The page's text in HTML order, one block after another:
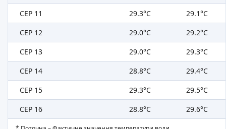
СЕР 11
29.3°C
29.1°C
СЕР 12
29.0°C
29.2°C
СЕР 13
29.0°C
29.3°C
СЕР 14
28.8°C
29.4°C
СЕР 15
29.3°C
29.5°C
СЕР 16
28.8°C 29.6°C